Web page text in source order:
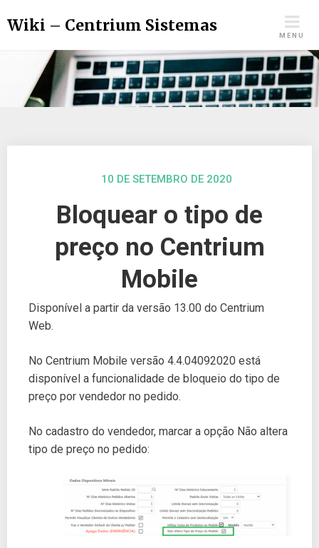
Wiki – Centrium Sistemas
MENU
10 DE SETEMBRO DE 2020
Bloquear o tipo de
preço no Centrium
Mobile
Disponível a partir da versão 13.00 do Centrium
Web.
No Centrium Mobile versão 4.4.04092020 está
disponível a funcionalidade de bloqueio do tipo de
preço por vendedor no pedido.
No cadastro do vendedor, marcar a opção Não altera
tipo de preço no pedido: